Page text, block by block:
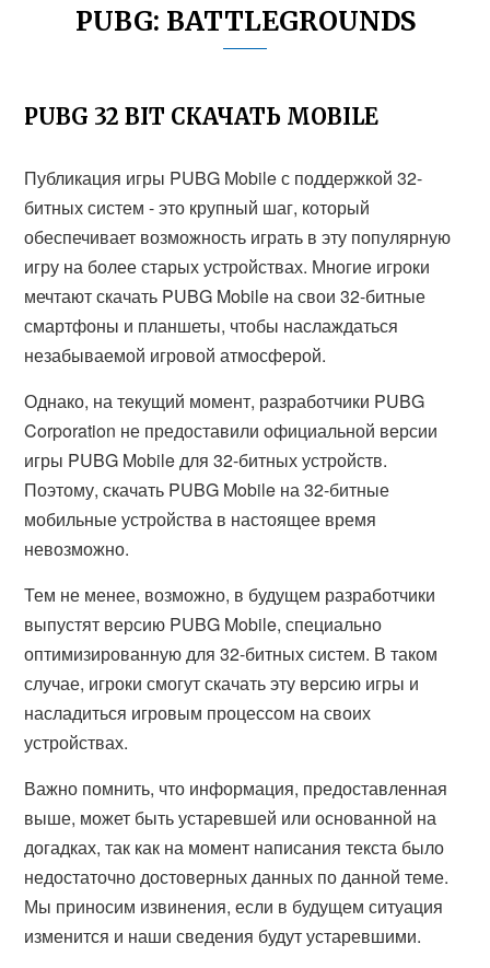
PUBG: BATTLEGROUNDS
PUBG 32 BIT СКАЧАТЬ MOBILE
Публикация игры PUBG Mobile с поддержкой 32-
битных систем - это крупный шаг, который
обеспечивает возможность играть в эту популярную
игру на более старых устройствах. Многие игроки
мечтают скачать PUBG Mobile на свои 32-битные
смартфоны и планшеты, чтобы наслаждаться
незабываемой игровой атмосферой.
Однако, на текущий момент, разработчики PUBG
Corporation не предоставили официальной версии
игры PUBG Mobile для 32-битных устройств.
Поэтому, скачать PUBG Mobile на 32-битные
мобильные устройства в настоящее время
невозможно.
Тем не менее, возможно, в будущем разработчики
выпустят версию PUBG Mobile, специально
оптимизированную для 32-битных систем. В таком
случае, игроки смогут скачать эту версию игры и
насладиться игровым процессом на своих
устройствах.
Важно помнить, что информация, предоставленная
выше, может быть устаревшей или основанной на
догадках, так как на момент написания текста было
недостаточно достоверных данных по данной теме.
Мы приносим извинения, если в будущем ситуация
изменится и наши сведения будут устаревшими.